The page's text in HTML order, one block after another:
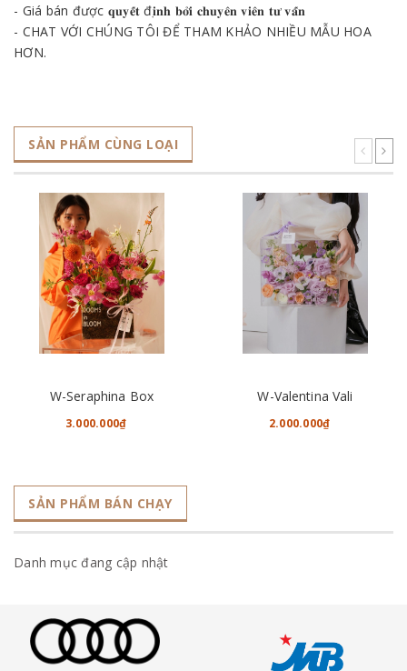
- Giá bán được 𝐪𝐮𝐲𝐞̂́𝐭 đ𝐢̣𝐧𝐡 𝐛𝐨̛̉𝐢 𝐜𝐡𝐮𝐲𝐞̂𝐧 𝐯𝐢𝐞̂𝐧 𝐭𝐮̛ 𝐯𝐚̂́𝐧
- CHAT VỚI CHÚNG TÔI ĐỂ THAM KHẢO NHIỀU MẪU HOA
HƠN.
SẢN PHẨM CÙNG LOẠI
W-Seraphina Box
3.000.000₫
W-Valentina Vali
2.000.000₫
SẢN PHẨM BÁN CHẠY
Danh mục đang cập nhật